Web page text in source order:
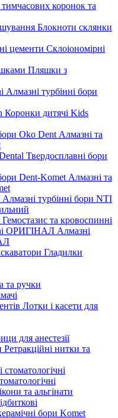
коронок та
Блокноти склянки
Склоіономірні
Пляшки з
Алмазні турбінні бори
Коронки дитячі Kids
Алмазні та
Твердосплавні бори
Алмазні та
Алмазні турбінні бори NTI
Гемостазис та кровоспинні
Алмазні
Гладилки
та ручки
Лотки і касети для
для анестезії
Ретракційні нитки та
та альгінати